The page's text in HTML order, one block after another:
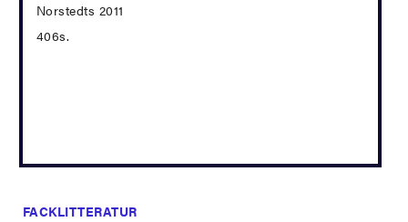
Norstedts 2011
406s.
FACKLITTERATUR